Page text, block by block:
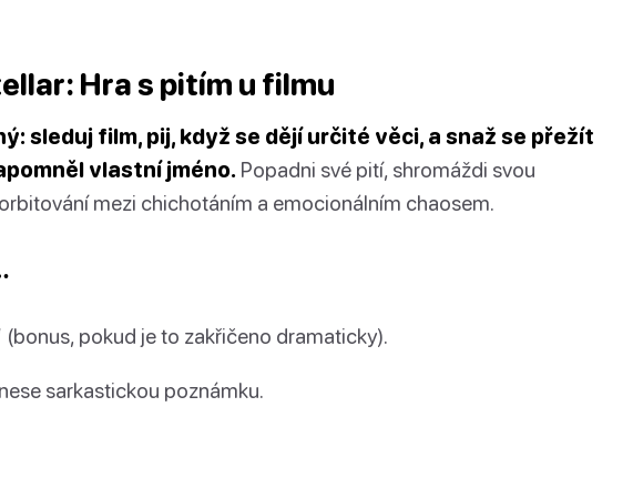
Hra s pitím u filmu
sleduj film, pij, když se dějí určité věci, a snaž se přežít
vlastní jméno. Popadni své pití, shromáždi svou
mezi chichotáním a emocionálním chaosem.
(bonus, pokud je to zakřičeno dramaticky).
sarkastickou poznámku.